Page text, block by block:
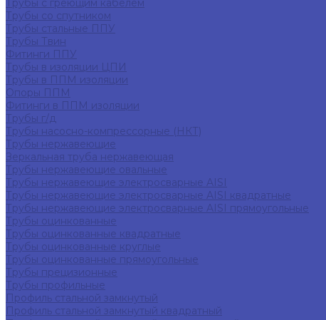
Трубы с греющим кабелем
Трубы со спутником
Трубы стальные ППУ
Трубы Твин
Фитинги ППУ
Трубы в изоляции ЦПИ
Трубы в ППМ изоляции
Опоры ППМ
Фитинги в ППМ изоляции
Трубы г/д
Трубы насосно-компрессорные (НКТ)
Трубы нержавеющие
Зеркальная труба нержавеющая
Трубы нержавеющие овальные
Трубы нержавеющие электросварные AISI
Трубы нержавеющие электросварные AISI квадратные
Трубы нержавеющие электросварные AISI прямоугольные
Трубы оцинкованные
Трубы оцинкованные квадратные
Трубы оцинкованные круглые
Трубы оцинкованные прямоугольные
Трубы прецизионные
Трубы профильные
Профиль стальной замкнутый
Профиль стальной замкнутый квадратный